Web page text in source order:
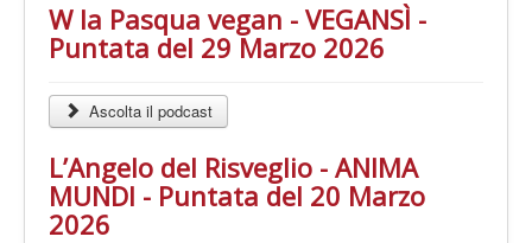
W la Pasqua vegan - VEGANSÌ -
Puntata del 29 Marzo 2026
Ascolta il podcast
L’Angelo del Risveglio - ANIMA
MUNDI - Puntata del 20 Marzo
2026